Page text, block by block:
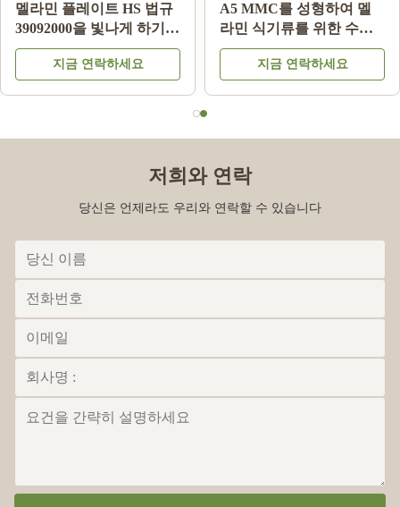
멜라민 플레이트 HS 법규
39092000을 빛나게 하기
위한 분유 제조들에 글레
이즈를 바르는 LG220 멜
지금 연락하세요
A5 MMC를 성형하여 멜
라민 식기류를 위한 수지
원료 분말을 본뜨는 멜라
민 화학지금 연락하세요
저희와 연락
당신은 언제라도 우리와 연락할 수 있습니다